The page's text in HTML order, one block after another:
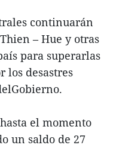
continuarán
– Hue y otras
para superarlas
los desastres
el momento
un saldo de 27